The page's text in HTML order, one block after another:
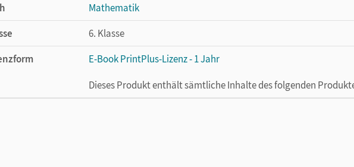
Mathematik
6. Klasse
E-Book PrintPlus-Lizenz - 1 Jahr
Dieses Produkt enthält sämtliche Inhalte des folgenden